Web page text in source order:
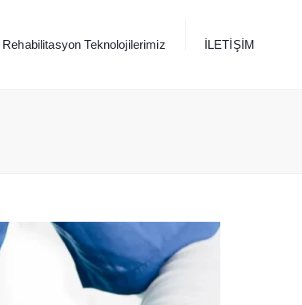
Rehabilitasyon Teknolojilerimiz İLETİŞİM